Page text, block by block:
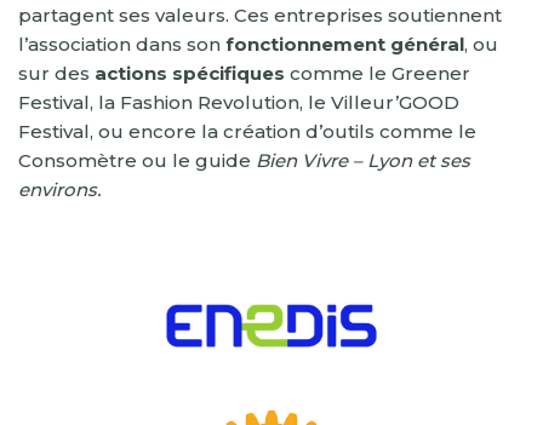
partagent ses valeurs. Ces entreprises soutiennent
l’association dans son fonctionnement général, ou
sur des actions spécifiques comme le Greener
Festival, la Fashion Revolution, le Villeur’GOOD
Festival, ou encore la création d’outils comme le
Consomètre ou le guide Bien Vivre – Lyon et ses
environs.